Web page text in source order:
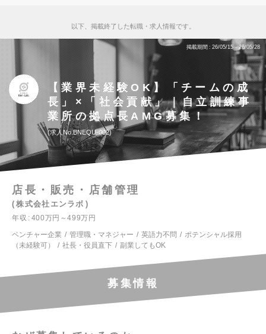
以下、掲載終了した転職・求人情報です。
掲載期間 26/05/15～26/05/28
【業界未経験OK】「チームの成
長」×「社会貢献」｜自立訓練事
業所の拠点長AMG募集！
求人No.BNEQU-002
店長・販売・店舗管理
株式会社エンラボ
年収
400万円～499万円
ベンチャー企業
管理職・マネジャー 英語力不問
ポテンシャル採用
（未経験可）
社長・役員直下 副業してもOK
募集情報